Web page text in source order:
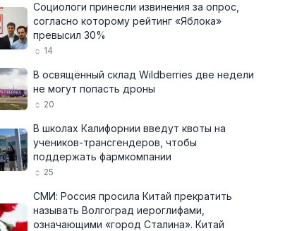
Социологи принесли извинения за опрос,
согласно которому рейтинг «Яблока»
превысил 30%
14
В освящённый склад Wildberries две недели
не могут попасть дроны
20
В школах Калифорнии введут квоты на
учеников-трансгендеров, чтобы
поддержать фармкомпании
25
СМИ: Россия просила Китай прекратить
называть Волгоград иероглифами,
означающими «город Сталина». Китай